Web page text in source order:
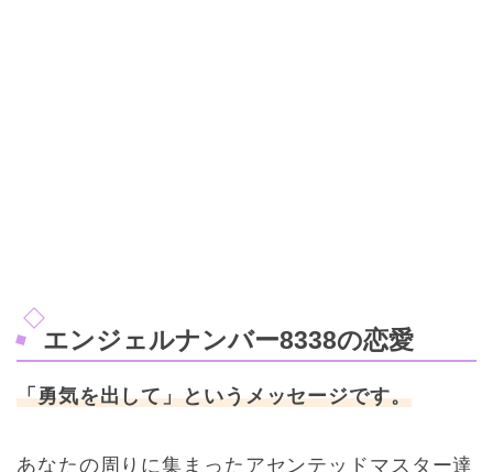
エンジェルナンバー8338の恋愛
「勇気を出して」というメッセージです。
あなたの周りに集まったアセンテッドマスター達